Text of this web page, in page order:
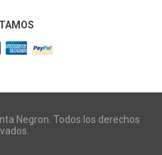
Negron. Todos los derechos